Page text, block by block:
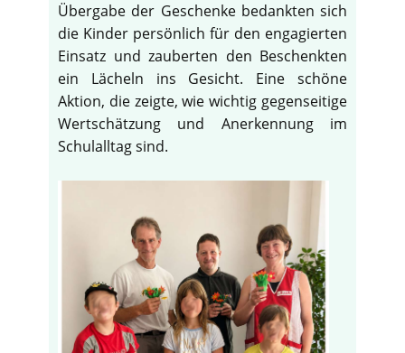
Übergabe der Geschenke bedankten sich
die Kinder persönlich für den engagierten
Einsatz und zauberten den Beschenkten
ein Lächeln ins Gesicht. Eine schöne
Aktion, die zeigte, wie wichtig gegenseitige
Wertschätzung und Anerkennung im
Schulalltag sind.